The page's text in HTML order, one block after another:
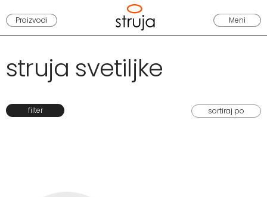
Proizvodi Meni
struja svetiljke
filter